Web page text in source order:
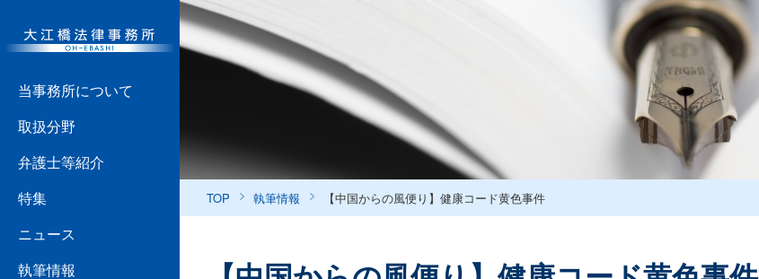
当事務所について
取扱分野
弁護士等紹介
特集
ニュース
執筆情報
TOP 執筆情報 【中国からの風便り】健康コード黄色事件